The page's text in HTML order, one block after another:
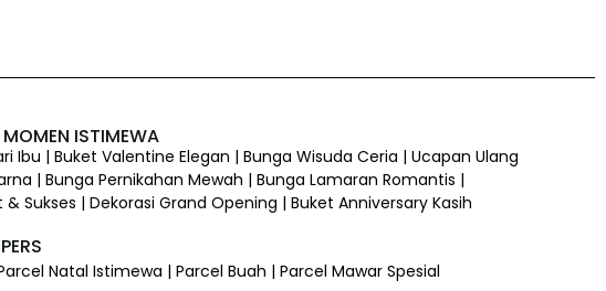
ISTIMEWA
Ibu | Buket Valentine Elegan | Bunga Wisuda Ceria | Ucapan Ulang
| Bunga Pernikahan Mewah | Bunga Lamaran Romantis |
Sukses | Dekorasi Grand Opening | Buket Anniversary Kasih
Natal Istimewa | Parcel Buah | Parcel Mawar Spesial